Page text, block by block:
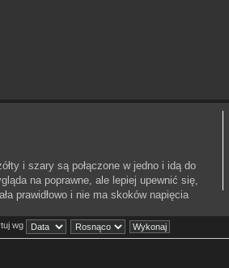
i szary są połączone w jedno i idą do
na poprawne, ale lepiej upewnić się,
prawidłowo i nie ma skoków napięcia
wg